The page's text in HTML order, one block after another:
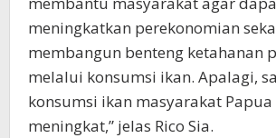
meningkatkan perekonomian
membangun benteng ketahanan
melalui konsumsi ikan. Apalagi,
konsumsi ikan masyarakat
meningkat,” jelas Rico Sia.